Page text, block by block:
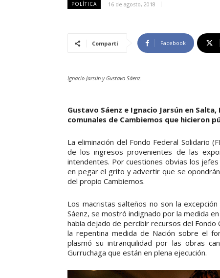
POLÍTICA 16 de agosto, 2018
Compartí Facebook
Ignacio Jarsún y Gustavo Sáenz.
Gustavo Sáenz e Ignacio Jarsún en
comunales de Cambiemos que hicieron
La eliminación del Fondo Federal Solidario
de los ingresos provenientes de las
intendentes. Por cuestiones obvias los
en pegar el grito y advertir que se
del propio Cambiemos.
Los macristas salteños no son la
Sáenz, se mostró indignado por la medida
había dejado de percibir recursos del
la repentina medida de Nación sobre el
plasmó su intranquilidad por las obras
Gurruchaga que están en plena ejecución.